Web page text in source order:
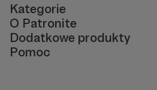
Kategorie
O Patronite
Dodatkowe produkty
Pomoc